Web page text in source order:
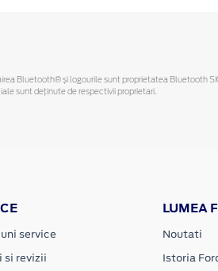
Bluetooth® și logourile sunt proprietatea Bluetooth
sunt deținute de respectivii proprietari.
service
si revizii
LUMEA
Noutati
Istoria